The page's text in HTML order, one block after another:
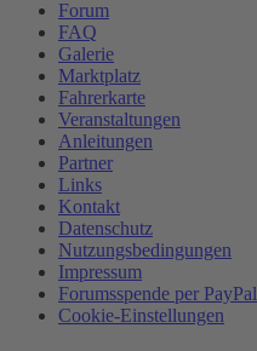
Forum
FAQ
Galerie
Marktplatz
Fahrerkarte
Veranstaltungen
Anleitungen
Partner
Links
Kontakt
Datenschutz
Nutzungsbedingungen
Impressum
Forumsspende per PayPal
Cookie-Einstellungen